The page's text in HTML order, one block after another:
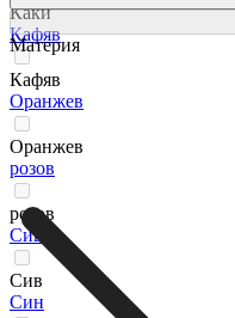
Каки
Кафяв
Кафяв
Оранжев
Оранжев
розов
розов
Сив
Сив
Син
Материя